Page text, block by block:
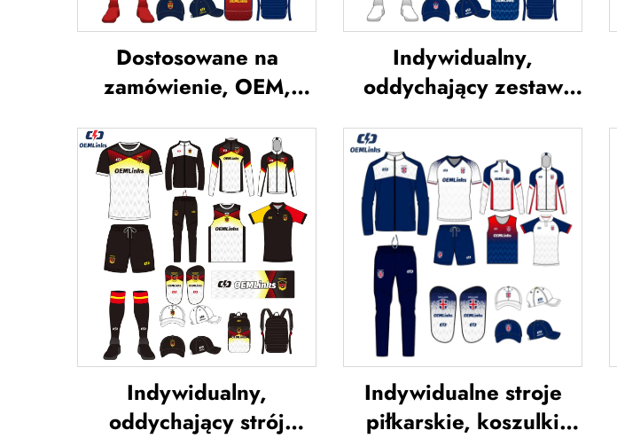
Dostosowane na
zamówienie, OEM,
piłkarskie z sublimacją,
koszulki drużynowe do
piłki nożnej, odzież
piłkarska, koszulki
futbolowe,
niestandardowe
koszulki piłkarskie
Indywidualny,
oddychający zestaw
usługa OEM,
indywidualne koszulki
piłkarskie, zestawy
jednolitych strojów
piłkarskich,
sublimowane koszulki
piłkarskie
Indywidualny,
oddychający strój
Indywidualne stroje
piłkarskie, koszulki